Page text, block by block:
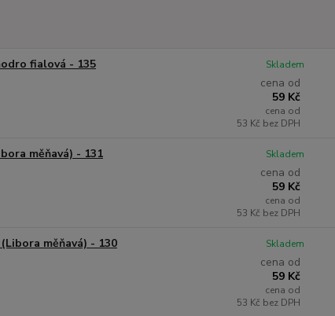
fialová - 135
cena od
59 Kč
cena od
53 Kč bez DPH
Skladem
měňavá) - 131
cena od
59 Kč
cena od
53 Kč bez DPH
Skladem
měňavá) - 130
cena od
59 Kč
cena od
53 Kč bez DPH
Skladem